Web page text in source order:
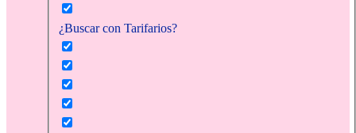
¿Buscar con Tarifarios?